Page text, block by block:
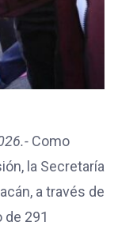
Como
la Secretaría
a través de
de 291